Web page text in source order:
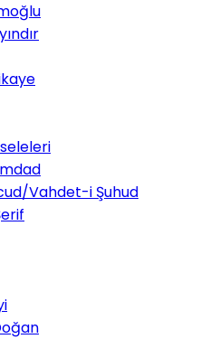
Vahdet-i Şuhud